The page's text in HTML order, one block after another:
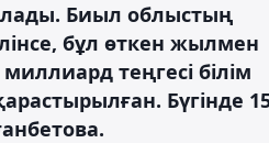
Биыл облыстың
бұл өткен жылмен
теңгесі білім
Бүгінде